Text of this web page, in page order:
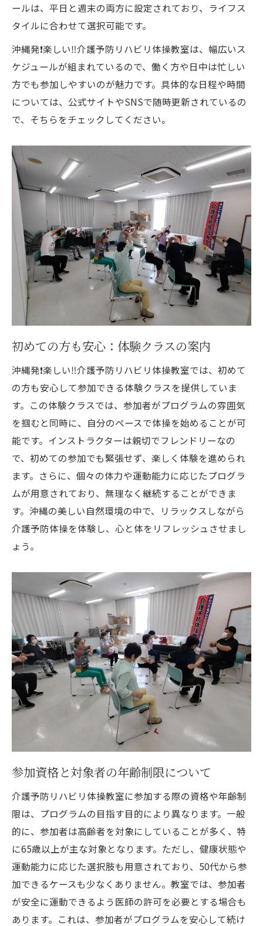
加者の声🌸
参加者が感謝する教室の魅力とは
笑顔が増えた参加者の実体験
教室を通して得た新しい友人・仲間
参加者の声から見る教室の改善点
リハビリ体操で得た生活の質の向上
心と体を癒す沖縄発❗️楽しい‼️介護予防リハビリ
体操教室の魅力🌸
教室の心地よい雰囲気が人気の理由
参加者が感じる心の癒しとリフレッシュ効
果
プログラムがもたらす身体的健康の改善
教室で得られるホリスティックな健康
沖縄らしい自然と文化を楽しむプログラム
参加者に愛され続ける教室の秘訣
ールは、平日と週末の両方に設定されており、ライフス
タイルに合わせて選択可能です。
沖縄発❗️楽しい‼️介護予防リハビリ体操教室は、幅広いス
ケジュールが組まれているので、働く方や日中は忙しい
方でも参加しやすいのが魅力です。具体的な日程や時間
については、公式サイトやSNSで随時更新されているの
で、そちらをチェックしてください。
初めての方も安心：体験クラスの案内
沖縄発❗️楽しい‼️介護予防リハビリ体操教室では、初めて
の方も安心して参加できる体験クラスを提供していま
す。この体験クラスでは、参加者がプログラムの雰囲気
を掴むと同時に、自分のペースで体操を始めることが可
能です。インストラクターは親切でフレンドリーなの
で、初めての参加でも緊張せず、楽しく体験を進められ
ます。さらに、個々の体力や運動能力に応じたプログラ
ムが用意されており、無理なく継続することができま
す。沖縄の美しい自然環境の中で、リラックスしながら
介護予防体操を体験し、心と体をリフレッシュさせまし
ょう。
参加資格と対象者の年齢制限について
介護予防リハビリ体操教室に参加する際の資格や年齢制
限は、プログラムの目指す目的により異なります。一般
的に、参加者は高齢者を対象にしていることが多く、特
に65歳以上が主な対象となります。ただし、健康状態や
運動能力に応じた選択肢も用意されており、50代から参
加できるケースも少なくありません。教室では、参加者
が安全に運動できるよう医師の許可を必要とする場合も
あります。これは、参加者がプログラムを安心して続け